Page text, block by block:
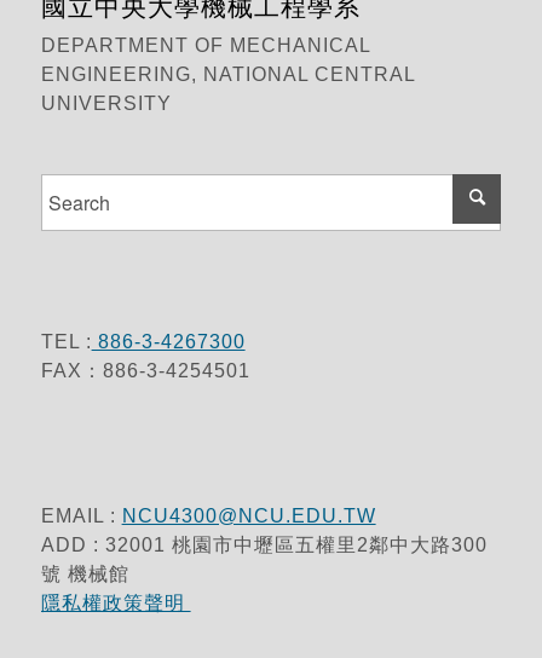
國立中央大學機械工程學系
DEPARTMENT OF MECHANICAL
ENGINEERING, NATIONAL CENTRAL
UNIVERSITY
TEL : 886-3-4267300
FAX：886-3-4254501
EMAIL : NCU4300@NCU.EDU.TW
ADD : 32001 桃園市中壢區五權里2鄰中大路300
號 機械館
隱私權政策聲明